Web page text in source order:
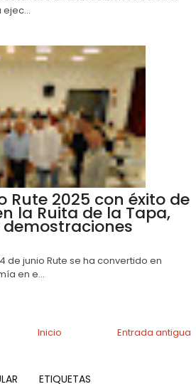
Rute 2025 con éxito de
la Ruita de la Tapa,
de junio Rute se ha convertido en
en e...
Entrada antigua
Inicio
ETIQUETAS